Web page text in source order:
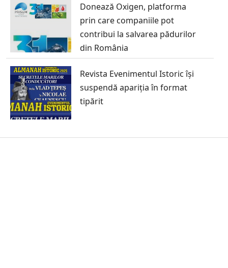
Donează Oxigen, platforma
prin care companiile pot
contribui la salvarea pădurilor
din România
Revista Evenimentul Istoric își
suspendă apariția în format
tipărit